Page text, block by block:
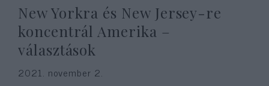
New Yorkra és New Jersey-re
koncentrál Amerika –
választások
2021. november 2.